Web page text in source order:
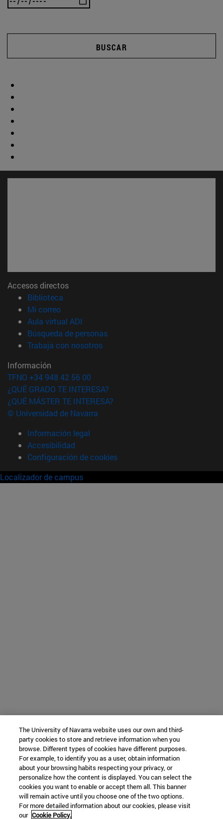
BUSCAR
Accesos directos
Biblioteca
Mi correo(abre en nueva ventana)
Aula virtual ADI
Búsqueda de personas(abre en nueva ventana)
Trabaja con nosotros(abre en nueva ventana)
Información
TFNO +34 948 42 56 00
¿QUÉ GRADO TE INTERESA?
¿QUÉ MÁSTER TE INTERESA?
© Universidad de Navarra
Información legal
Accesibilidad
Configuración de cookies
Localizador de campus
The University of Navarra website uses our own and third-
party cookies to store and retrieve information when you
browse. Different types of cookies have different purposes.
For example, to identify you as a user, obtain information
about your browsing habits respecting your privacy, or
personalize how the content is displayed. You can select the
cookies you want to enable or accept them all. This banner
will remain active until you choose one of the two options.
For more detailed information about our cookies, please visit
our Cookie Policy.